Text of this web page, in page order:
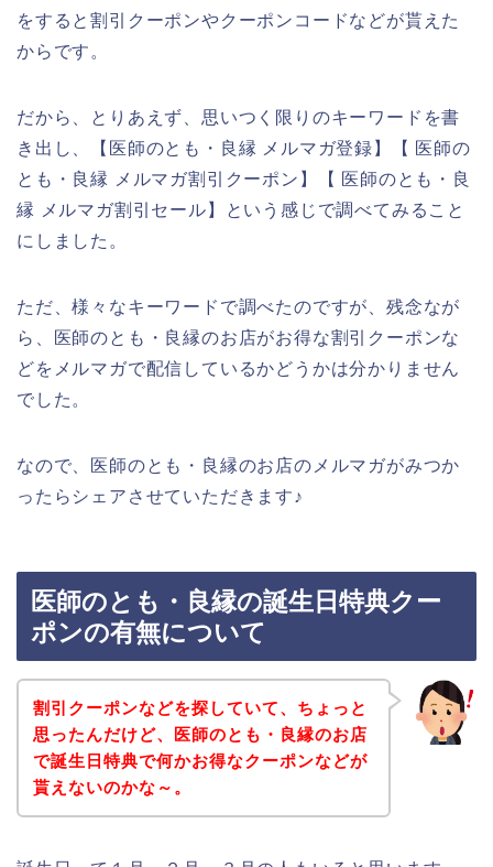
をすると割引クーポンやクーポンコードなどが貰えた
からです。
だから、とりあえず、思いつく限りのキーワードを書
き出し、【医師のとも・良縁 メルマガ登録】【 医師の
とも・良縁 メルマガ割引クーポン】【 医師のとも・良
縁 メルマガ割引セール】という感じで調べてみること
にしました。
ただ、様々なキーワードで調べたのですが、残念なが
ら、医師のとも・良縁のお店がお得な割引クーポンな
どをメルマガで配信しているかどうかは分かりません
でした。
なので、医師のとも・良縁のお店のメルマガがみつか
ったらシェアさせていただきます♪
医師のとも・良縁の誕生日特典クー
ポンの有無について
割引クーポンなどを探していて、ちょっと
思ったんだけど、医師のとも・良縁のお店
で誕生日特典で何かお得なクーポンなどが
貰えないのかな～。